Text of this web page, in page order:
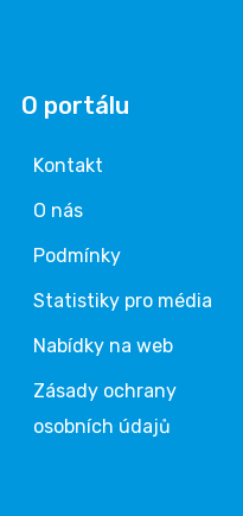
O portálu
Kontakt
O nás
Podmínky
Statistiky pro média
Nabídky na web
Zásady ochrany
osobních údajů